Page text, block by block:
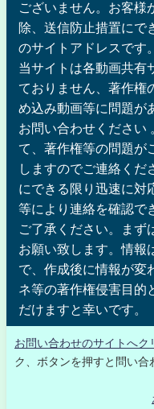
ございません。お客様
除、送信防止措置にで
のサイトアドレスです
当サイトは各動画共有
ておりません、著作権
め込み動画等に問題が
お問い合わせください
て、著作権等の問題が
しますのでご連絡くだ
にできる限り迅速に対
等により連絡を確認で
ご了承ください。まず
お願い致します。情報
で、作成後に情報が変
ネ等の著作権侵害目的
だけますと幸いです。
お問い合わせのサイトへク
ク、ボタンを押すと問い合